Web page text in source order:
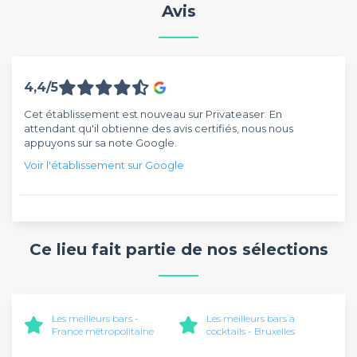
Avis
4,4/5
Cet établissement est nouveau sur Privateaser. En
attendant qu'il obtienne des avis certifiés, nous nous
appuyons sur sa note Google.
Voir l'établissement sur Google
Ce lieu fait partie de nos sélections
Les meilleurs bars -
France métropolitaine
Les meilleurs bars à
cocktails - Bruxelles